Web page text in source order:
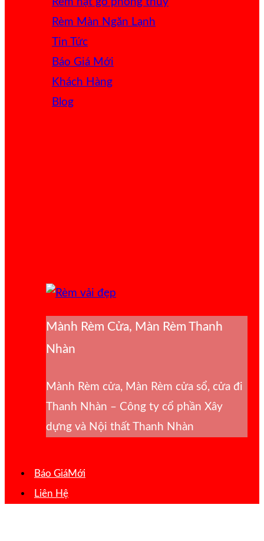
Rèm hạt gỗ phong thủy
Rèm Màn Ngăn Lạnh
Tin Tức
Báo Giá
Khách Hàng
Blog
Mành Rèm Cửa, Màn Rèm Thanh
Nhàn
Mành Rèm cửa, Màn Rèm cửa sổ, cửa đi
Thanh Nhàn – Công ty cổ phần Xây
dựng và Nội thất Thanh Nhàn
Báo Giá
Liên Hệ